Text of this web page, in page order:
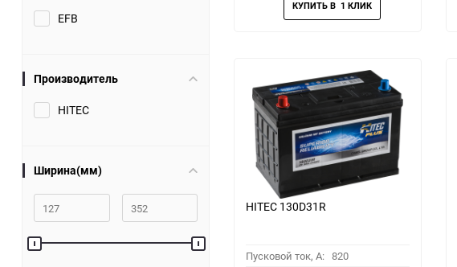
EFB
Производитель
HITEC
Ширина(мм)
HITEC 130D31R
Пусковой ток, A: 820